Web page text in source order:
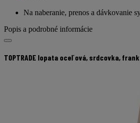
istú
stránku.
Na naberanie, prenos a dávkovanie
Popis a podrobné informácie
TOPTRADE lopata oceľová, srdcovka,